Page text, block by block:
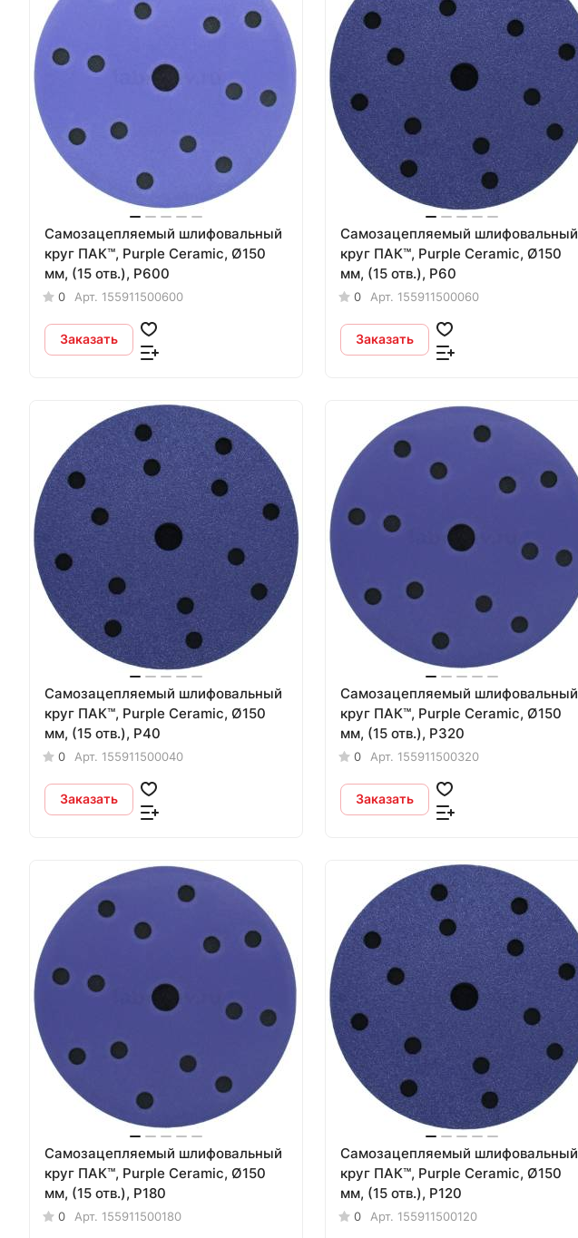
Самозацепляемый шлифовальный
круг ПАК™, Purple Сeramic, Ø150
мм, (15 отв.), Р600
0 Арт. 155911500600
Заказать
Самозацепляемый шлифовальный
круг ПАК™, Purple Сeramic, Ø150
мм, (15 отв.), Р60
0 Арт. 155911500060
Заказать
Самозацепляемый шлифовальный
круг ПАК™, Purple Сeramic, Ø150
мм, (15 отв.), Р40
0 Арт. 155911500040
Заказать
Самозацепляемый шлифовальный
круг ПАК™, Purple Сeramic, Ø150
мм, (15 отв.), Р320
0 Арт. 155911500320
Заказать
Самозацепляемый шлифовальный
круг ПАК™, Purple Сeramic, Ø150
мм, (15 отв.), Р180
0 Арт. 155911500180
Самозацепляемый шлифовальный
круг ПАК™, Purple Сeramic, Ø150
мм, (15 отв.), Р120
0 Арт. 155911500120